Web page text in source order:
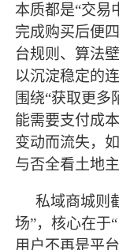
本质都是“交易
完成购买后便
台规则、算法
以沉淀稳定的
围绕“获取更多
能需要支付成
变动而流失，
与否全看土地
私域商城则
场”，核心在于
用户不再是平